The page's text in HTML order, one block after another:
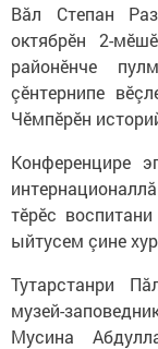
Вăл Степан
октябрӗн 2-
районӗнче
çӗнтернипе
Чӗмпӗрӗн
Конференцире
тӗрӗс
ыйтусем çине
Тутарстанри
музей-
Мусина